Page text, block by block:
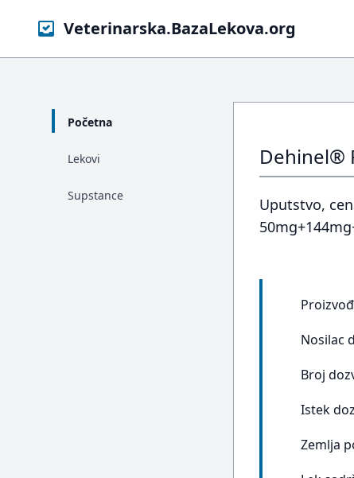
Veterinarska.BazaLekova.org
Početna
Lekovi
Supstance
Dehinel®
Uputstvo,
Nosilac
Broj
Istek
Zemlja